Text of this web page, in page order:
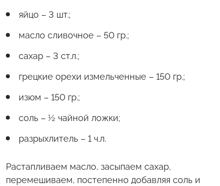
яйцо – 3 шт.;
масло сливочное – 50 гр.;
сахар – 3 ст.л.;
грецкие орехи измельченные – 150 гр.;
изюм – 150 гр.;
соль – ½ чайной ложки;
разрыхлитель – 1 ч.л.
Растапливаем масло, засыпаем сахар,
перемешиваем, постепенно добавляя соль и